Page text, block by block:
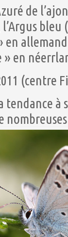
de
» en
(centre
à